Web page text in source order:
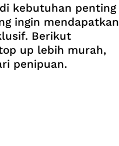
kebutuhan penting
ingin mendapatkan
Berikut
up lebih murah,
penipuan.